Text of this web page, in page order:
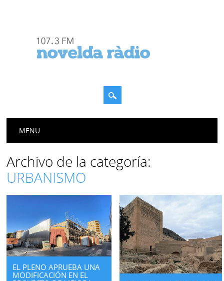
Menú principal
MENU
Archivo de la categoría:
URBANISMO
EL PLENO APRUEBA UNA
MODIFICACIÓN EN EL